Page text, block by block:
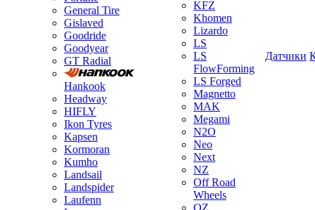
General Tire
Gislaved
Goodride
Goodyear
GT Radial
Hankook
Headway
HIFLY
Ikon Tyres
Kapsen
Kormoran
Kumho
Landsail
Landspider
Laufenn
KFZ
Khomen
Lizardo
LS
LS
FlowForming
LS Forged
Magnetto
MAK
Megami
N2O
Neo
Next
NZ
Off Road
Wheels
OZ
Датчики